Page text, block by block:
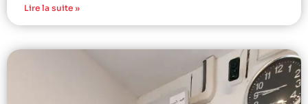
Lire la suite »